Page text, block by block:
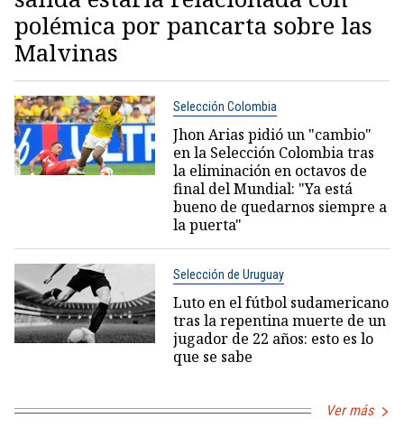
polémica por pancarta sobre las
Malvinas
Selección Colombia
Jhon Arias pidió un "cambio"
en la Selección Colombia tras
la eliminación en octavos de
final del Mundial: "Ya está
bueno de quedarnos siempre a
la puerta"
Selección de Uruguay
Luto en el fútbol sudamericano
tras la repentina muerte de un
jugador de 22 años: esto es lo
que se sabe
Ver más